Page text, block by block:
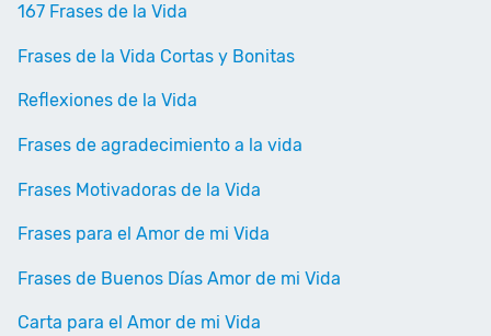
167 Frases de la Vida
Frases de la Vida Cortas y Bonitas
Reflexiones de la Vida
Frases de agradecimiento a la vida
Frases Motivadoras de la Vida
Frases para el Amor de mi Vida
Frases de Buenos Días Amor de mi Vida
Carta para el Amor de mi Vida